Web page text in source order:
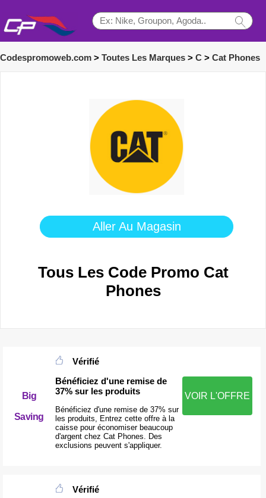
Codespromoweb.com > Toutes Les Marques > C > Cat Phones
Aller Au Magasin
Tous Les Code Promo Cat
Phones
Big
Saving
Vérifié
Bénéficiez d'une remise de
37% sur les produits
Bénéficiez d'une remise de 37% sur
les produits, Entrez cette offre à la
caisse pour économiser beaucoup
d'argent chez Cat Phones. Des
exclusions peuvent s'appliquer.
VOIR L'OFFRE
Vérifié